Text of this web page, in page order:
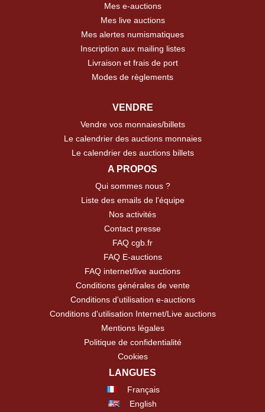
Mes e-auctions
Mes live auctions
Mes alertes numismatiques
Inscription aux mailing listes
Livraison et frais de port
Modes de règlements
VENDRE
Vendre vos monnaies/billets
Le calendrier des auctions monnaies
Le calendrier des auctions billets
A PROPOS
Qui sommes nous ?
Liste des emails de l'équipe
Nos activités
Contact presse
FAQ cgb.fr
FAQ E-auctions
FAQ internet/live auctions
Conditions générales de vente
Conditions d'utilisation e-auctions
Conditions d'utilisation Internet/Live auctions
Mentions légales
Politique de confidentialité
Cookies
LANGUES
Français
English